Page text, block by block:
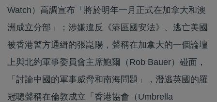
Watch）高調宣布「將於明年一月正式在加拿大和澳
洲成立分部」；涉嫌違反《港區國安法》、逃亡美國
被香港警方通緝的張崑陽，聲稱在加拿大的一個論壇
上與北約軍事委員會主席鮑爾（Rob Bauer）碰面，
「討論中國的軍事威脅和南海問題」，潛逃英國的羅
冠聰聲稱在倫敦成立「香港協會（Umbrella